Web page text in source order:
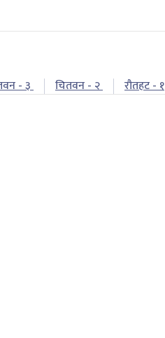
- ३ चितवन - २ रौतहट - १